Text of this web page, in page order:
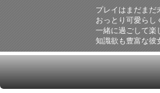
プレイはまだまだ
おっとり可愛らし
一緒に過ごして楽
知識欲も豊富な彼